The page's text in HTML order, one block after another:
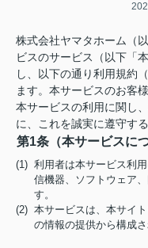
株式会社ヤマタホーム（
ビスのサービス（以下「
し、以下の通り利用規約
ます。本サービスのお客
本サービスの利用に関し
に、これを誠実に遵守す
第1条（本サービスにつ
(1) 利用者は本サービス利
信機器、ソフトウェア
す。
(2) 本サービスは、本サイ
の情報の提供から構成さ